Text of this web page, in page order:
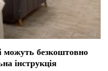
можуть безкоштовно
інструкція